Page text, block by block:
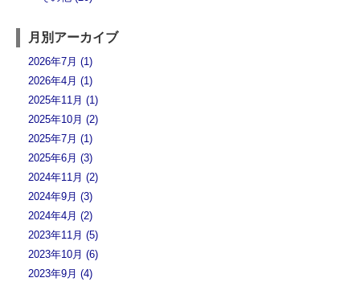
月別アーカイブ
2026年7月 (1)
2026年4月 (1)
2025年11月 (1)
2025年10月 (2)
2025年7月 (1)
2025年6月 (3)
2024年11月 (2)
2024年9月 (3)
2024年4月 (2)
2023年11月 (5)
2023年10月 (6)
2023年9月 (4)